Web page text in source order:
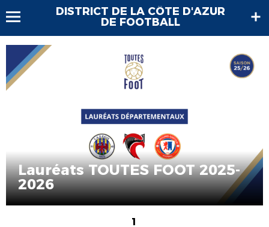
DISTRICT DE LA CÔTE D'AZUR
DE FOOTBALL
Lauréats TOUTES FOOT 2025-
2026
1